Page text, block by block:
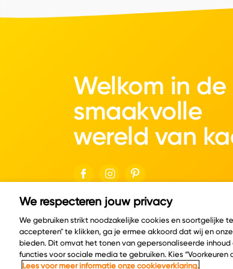
Welkom in de
smaakvolle
wereld van
© Copyright 2026 Velder
We respecteren jouw privacy
We gebruiken strikt noodzakelijke cookies en soortgelijke
accepteren" te klikken, ga je ermee akkoord dat wij en
bieden. Dit omvat het tonen van gepersonaliseerde
functies voor sociale media te gebruiken. Kies
Lees voor meer informatie onze cookieverklaring.